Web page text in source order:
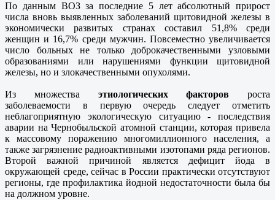
По данным ВОЗ за последние 5 лет абсолютный прирост
числа вновь выявленных заболеваний щитовидной железы в
экономически развитых странах составил 51,8% среди
женщин и 16,7% среди мужчин. Повсеместно увеличивается
число больных не только доброкачественными узловыми
образованиями или нарушениями функции щитовидной
железы, но и злокачественными опухолями.
Из множества этиологических факторов роста
заболеваемости в первую очередь следует отметить
неблагоприятную экологическую ситуацию - последствия
аварии на Чернобыльской атомной станции, которая привела
к массовому поражению многомиллионного населения, а
также загрязнение радиоактивными изотопами ряда регионов.
Второй важной причиной является дефицит йода в
окружающей среде, сейчас в России практически отсутствуют
регионы, где профилактика йодной недостаточности была бы
на должном уровне.